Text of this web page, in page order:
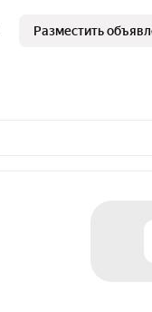
Разместить